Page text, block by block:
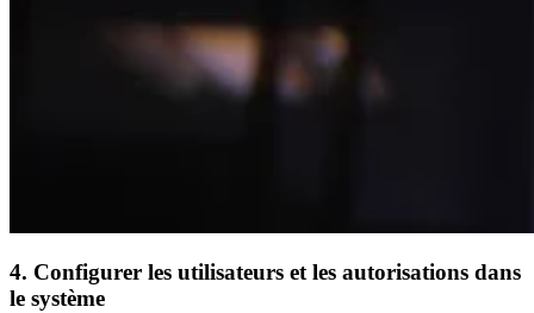
4. Configurer les utilisateurs et les autorisations dans
le système